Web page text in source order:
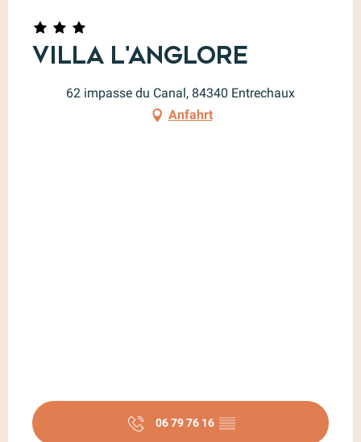
Villa l'Anglore
62 impasse du Canal, 84340 Entrechaux
Anfahrt
06 79 76 16 ▒▒